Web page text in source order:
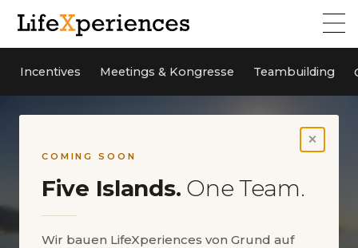
Incentives Meetings & Kongresse Teambuilding
×
COMING SOON
Five Islands. One Team.
Wir bauen LifeXperiences von Grund auf